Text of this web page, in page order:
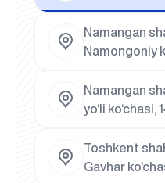
Namangan
Namongoniy
Namangan
yo‘li
Toshkent
Gavhar